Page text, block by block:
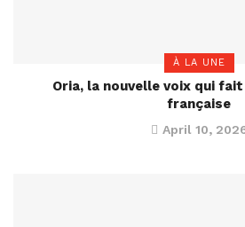
À LA UNE
Oria, la nouvelle voix qui
française
April 10,